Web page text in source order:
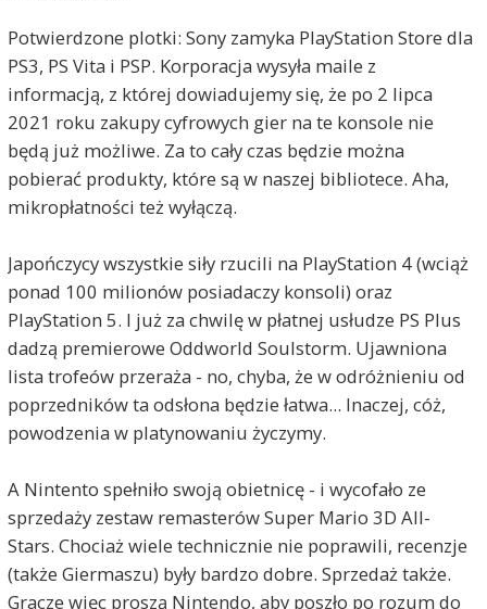
Potwierdzone plotki: Sony zamyka PlayStation Store dla
PS3, PS Vita i PSP. Korporacja wysyła maile z
informacją, z której dowiadujemy się, że po 2 lipca
2021 roku zakupy cyfrowych gier na te konsole nie
będą już możliwe. Za to cały czas będzie można
pobierać produkty, które są w naszej bibliotece. Aha,
mikropłatności też wyłączą.
Japończycy wszystkie siły rzucili na PlayStation 4 (wciąż
ponad 100 milionów posiadaczy konsoli) oraz
PlayStation 5. I już za chwilę w płatnej usłudze PS Plus
dadzą premierowe Oddworld Soulstorm. Ujawniona
lista trofeów przeraża - no, chyba, że w odróżnieniu od
poprzedników ta odsłona będzie łatwa... Inaczej, cóż,
powodzenia w platynowaniu życzymy.
A Nintento spełniło swoją obietnicę - i wycofało ze
sprzedaży zestaw remasterów Super Mario 3D All-
Stars. Chociaż wiele technicznie nie poprawili, recenzje
(także Giermaszu) były bardzo dobre. Sprzedaż także.
Gracze więc proszą Nintendo, aby poszło po rozum do